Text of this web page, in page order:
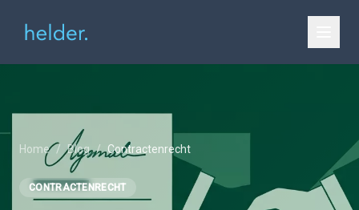
Home / Blog / Contractenrecht
CONTRACTENRECHT